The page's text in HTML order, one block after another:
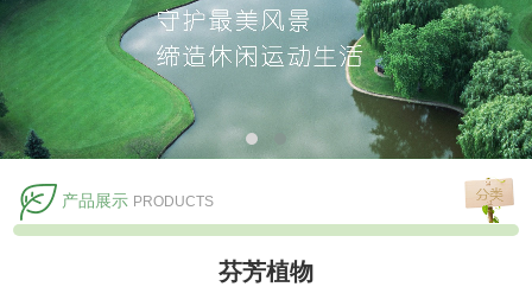
产品展示 PRODUCTS
芬芳植物